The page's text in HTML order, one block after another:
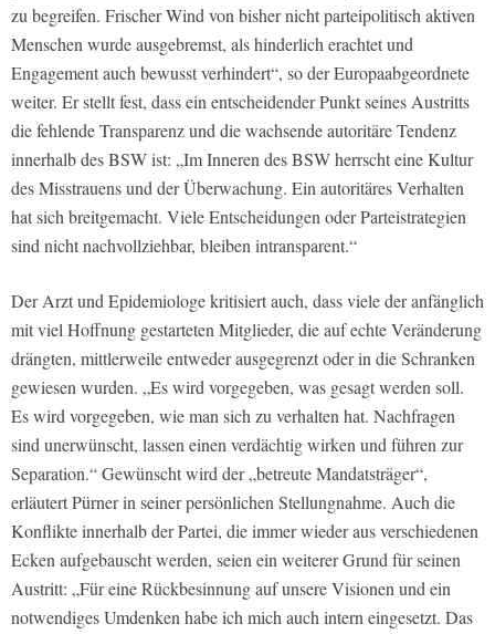
zu begreifen. Frischer Wind von bisher nicht parteipolitisch aktiven
Menschen wurde ausgebremst, als hinderlich erachtet und
Engagement auch bewusst verhindert“, so der Europaabgeordnete
weiter. Er stellt fest, dass ein entscheidender Punkt seines Austritts
die fehlende Transparenz und die wachsende autoritäre Tendenz
innerhalb des BSW ist: „Im Inneren des BSW herrscht eine Kultur
des Misstrauens und der Überwachung. Ein autoritäres Verhalten
hat sich breitgemacht. Viele Entscheidungen oder Parteistrategien
sind nicht nachvollziehbar, bleiben intransparent.“
Der Arzt und Epidemiologe kritisiert auch, dass viele der anfänglich
mit viel Hoffnung gestarteten Mitglieder, die auf echte Veränderung
drängten, mittlerweile entweder ausgegrenzt oder in die Schranken
gewiesen wurden. „Es wird vorgegeben, was gesagt werden soll.
Es wird vorgegeben, wie man sich zu verhalten hat. Nachfragen
sind unerwünscht, lassen einen verdächtig wirken und führen zur
Separation.“ Gewünscht wird der „betreute Mandatsträger“,
erläutert Pürner in seiner persönlichen Stellungnahme. Auch die
Konflikte innerhalb der Partei, die immer wieder aus verschiedenen
Ecken aufgebauscht werden, seien ein weiterer Grund für seinen
Austritt: „Für eine Rückbesinnung auf unsere Visionen und ein
notwendiges Umdenken habe ich mich auch intern eingesetzt. Das